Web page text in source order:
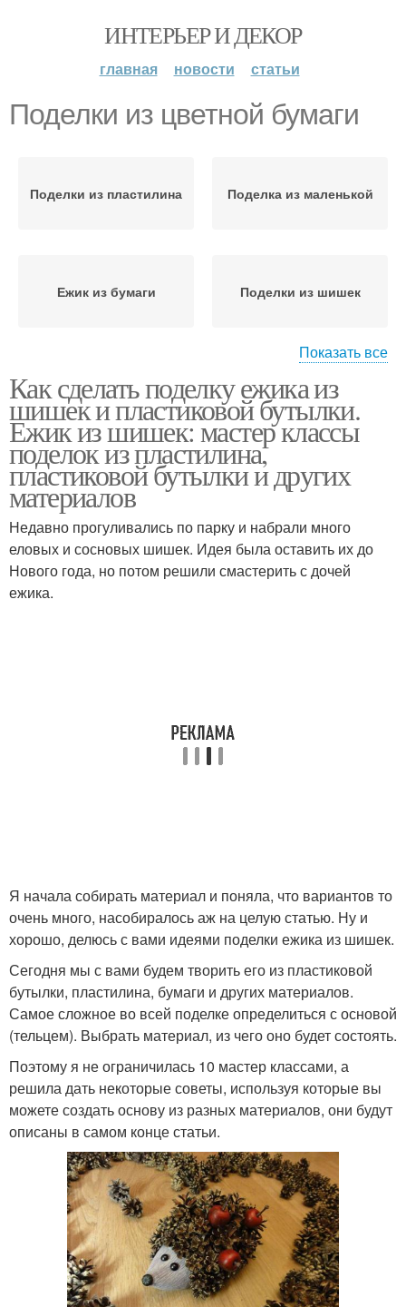
ИНТЕРЬЕР И ДЕКОР
главная новости статьи
Поделки из цветной бумаги
Поделки из пластилина Поделка из маленькой
Ежик из бумаги Поделки из шишек
материалов
Поделки для школы
Зимние поделки Домашние поделки
Поделки для телефонов
Поделки из подручных
Показать все
Как сделать поделку ежика из
шишек и пластиковой бутылки.
Ежик из шишек: мастер классы
поделок из пластилина,
пластиковой бутылки и других
материалов
Недавно прогуливались по парку и набрали много
еловых и сосновых шишек. Идея была оставить их до
Нового года, но потом решили смастерить с дочей
ежика.
Я начала собирать материал и поняла, что вариантов то
очень много, насобиралось аж на целую статью. Ну и
хорошо, делюсь с вами идеями поделки ежика из шишек.
Сегодня мы с вами будем творить его из пластиковой
бутылки, пластилина, бумаги и других материалов.
Самое сложное во всей поделке определиться с основой
(тельцем). Выбрать материал, из чего оно будет состоять.
Поэтому я не ограничилась 10 мастер классами, а
решила дать некоторые советы, используя которые вы
можете создать основу из разных материалов, они будут
описаны в самом конце статьи.